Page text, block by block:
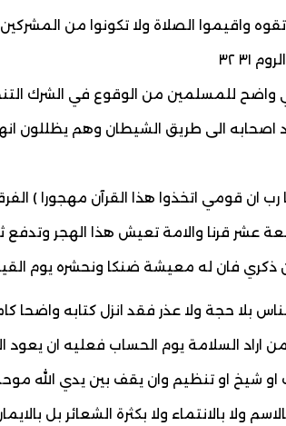
واقيموا الصلاة ولا تكونوا من
٣١ ٣٢
واضح للمسلمين من الوقوع في الشرك
اصحابه الى طريق الشيطان وهم يظللون
ان قومي اتخذوا هذا القرآن مهجورا )
عشر قرنا والامة تعيش هذا الهجر وتدفع
فان له معيشة ضنكا ونحشره يوم
الناس بلا حجة ولا عذر فقد انزل كتابه
اراد السلامة يوم الحساب فعليه ان يعود
شيخ او تنظيم وان يقف بين يدي الله
ولا بالانتماء ولا بكثرة الشعائر بل